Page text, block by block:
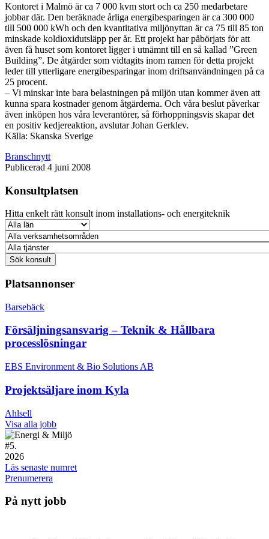
Kontoret i Malmö är ca 7 000 kvm stort och ca 250 medarbetare
jobbar där. Den beräknade årliga energibesparingen är ca 300 000
till 500 000 kWh och den kvantitativa miljönyttan är ca 75 till 85 ton
minskade koldioxidutsläpp per år. Ett projekt har påbörjats för att
även få huset som kontoret ligger i utnämnt till en så kallad ”Green
Building”. De åtgärder som vidtagits inom ramen för detta projekt
leder till ytterligare energibesparingar inom driftsanvändningen på ca
25 procent.
– Vi minskar inte bara belastningen på miljön utan kommer även att
kunna spara kostnader genom åtgärderna. Och våra beslut påverkar
även inköpen hos våra leverantörer, så förhoppningsvis skapar det
en positiv kedjereaktion, avslutar Johan Gerklev.
Källa: Skanska Sverige
Branschnytt
Publicerad 4 juni 2008
Konsultplatsen
Hitta enkelt rätt konsult inom installations- och energiteknik
Platsannonser
Barsebäck
Försäljningsansvarig – Teknik & Hållbara
processlösningar
EBS Environment & Bio Solutions AB
Projektsäljare inom Kyla
Ahlsell
Visa alla jobb
#5.
2026
Läs senaste numret
Prenumerera
På nytt jobb